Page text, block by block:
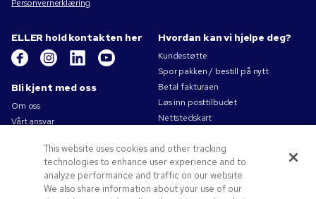
Personvernerklæring
ELLER hold kontakten her
Bli kjent med oss
Om oss
Vårt ansvar
Bruksvilkår
Salgsbetingelser
Jobb for Pens.com
Hvordan kan vi hjelpe deg?
Kundestøtte
Spor pakken / bestill på nytt
Betal fakturaen
Løs inn posttilbudet
Nettstedskart
This website uses cookies and other tracking
technologies to enhance user experience and to
analyze performance and traffic on our website.
We also share information about your use of our